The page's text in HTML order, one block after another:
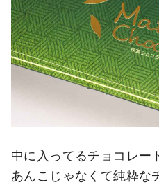
中に入ってるチョコレー
あんこじゃなくて純粋な